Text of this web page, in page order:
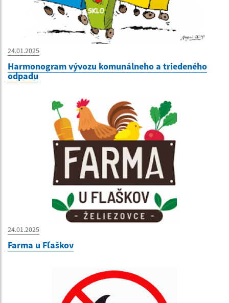
24.01.2025
Harmonogram vývozu komunálneho a triedeného
odpadu
24.01.2025
Farma u Fľaškov